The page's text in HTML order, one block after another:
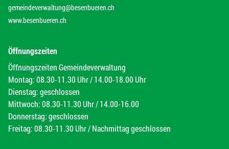
gemeindeverwaltung@besenbueren.ch
www.besenbueren.ch
Öffnungszeiten
Öffnungszeiten Gemeindeverwaltung
Montag: 08.30-11.30 Uhr / 14.00-18.00 Uhr
Dienstag: geschlossen
Mittwoch: 08.30-11.30 Uhr / 14.00-16.00
Donnerstag: geschlossen
Freitag: 08.30-11.30 Uhr / Nachmittag geschlossen